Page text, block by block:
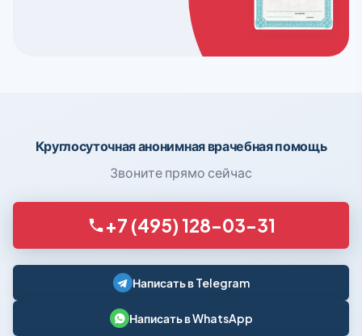
Круглосуточная анонимная врачебная помощь
Звоните прямо сейчас
+7 (495) 128-03-31
Написать в Telegram
Написать в WhatsApp